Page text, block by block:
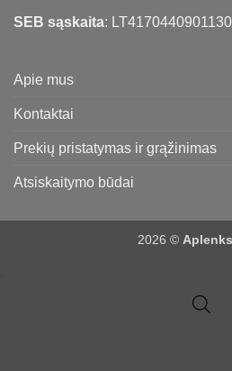
SEB sąskaita:
Apie mus
Kontaktai
Prekių pristatymas ir grąžinimas
Atsiskaitymo būdai
2026 ©